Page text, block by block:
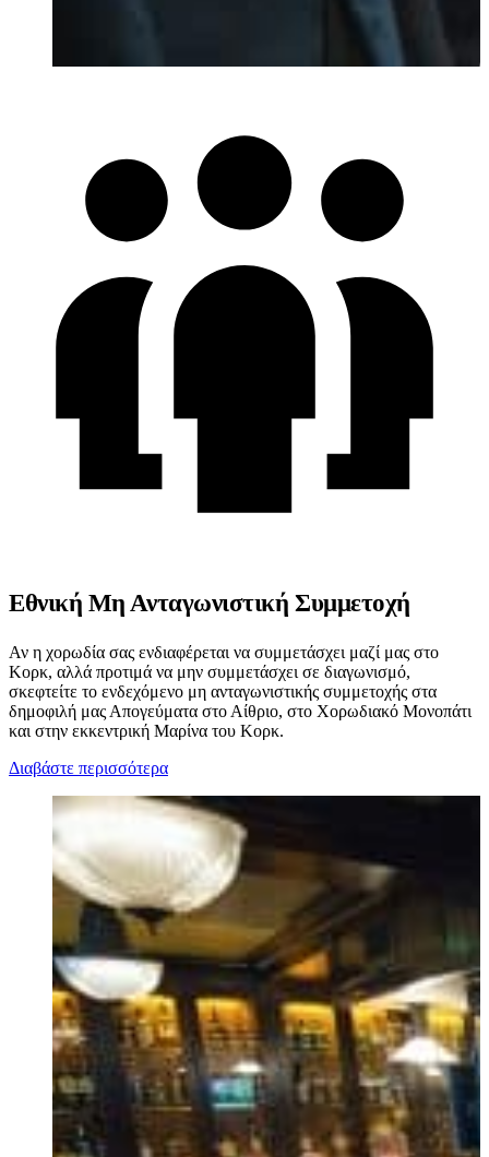
Εθνική Μη Ανταγωνιστική Συμμετοχή
Αν η χορωδία σας ενδιαφέρεται να συμμετάσχει μαζί μας στο
Κορκ, αλλά προτιμά να μην συμμετάσχει σε διαγωνισμό,
σκεφτείτε το ενδεχόμενο μη ανταγωνιστικής συμμετοχής στα
δημοφιλή μας Απογεύματα στο Αίθριο, στο Χορωδιακό Μονοπάτι
και στην εκκεντρική Μαρίνα του Κορκ.
Διαβάστε περισσότερα